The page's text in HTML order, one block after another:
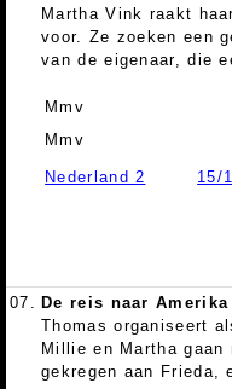
Martha Vink raakt
voor. Ze zoeken een
van de eigenaar, die
Mmv
Mmv
Nederland 2 15/
07. De reis naar Amerika
Thomas organiseert
Millie en Martha
gekregen aan Frieda,